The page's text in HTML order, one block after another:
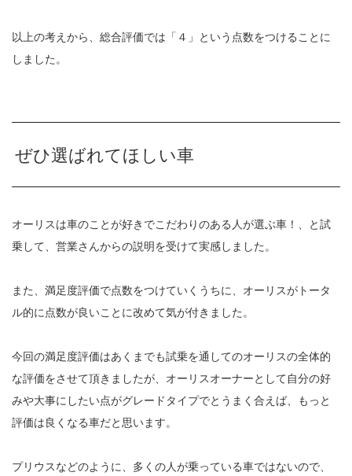
以上の考えから、総合評価では「４」という点数をつけることに
しました。
ぜひ選ばれてほしい車
オーリスは車のことが好きでこだわりのある人が選ぶ車！、と試
乗して、営業さんからの説明を受けて実感しました。
また、満足度評価で点数をつけていくうちに、オーリスがトータ
ル的に点数が良いことに改めて気が付きました。
今回の満足度評価はあくまでも試乗を通してのオーリスの全体的
な評価をさせて頂きましたが、オーリスオーナーとして自分の好
みや大事にしたい点がグレードタイプでとうまく合えば、もっと
評価は良くなる車だと思います。
プリウスなどのように、多くの人が乗っている車ではないので、